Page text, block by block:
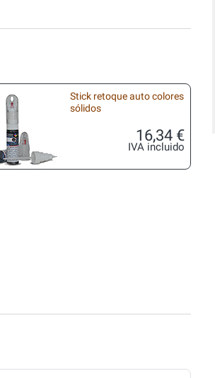
Stick retoque auto colores
sólidos
16,34 €
IVA incluido